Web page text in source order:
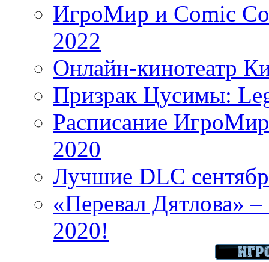
ИгроМир и Comic
2022
Онлайн-кинотеатр
Призрак Цусимы:
Расписание
2020
Лучшие DLC
«Перевал Дятлова»
2020!